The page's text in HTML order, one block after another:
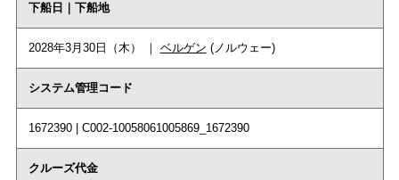
下船日｜下船地
2028年3月30日（木） ｜ ベルゲン (ノルウェー)
システム管理コード
1672390 | C002-10058061005869_1672390
クルーズ代金